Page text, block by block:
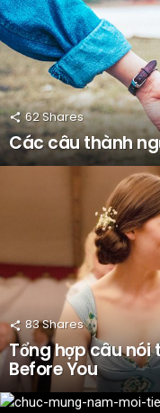
62Shares
Các câu thành
83Shares
Tổng hợp câu nói
Before You